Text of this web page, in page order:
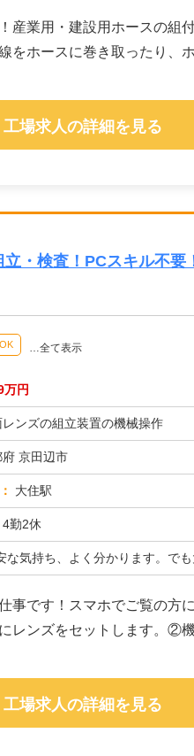
産業用・建設用ホースの組
をホースに巻き取ったり、
工場求人の詳細を見る
・検査！PCスキル不要
…全て表示
万円
ンズの組立装置の機械操作
府 京田辺市
大住駅
4勤2休
持ち、よく分かります。でも大丈夫！株式会社京栄センターなら、未経験の
事です！スマホでご覧の方
レンズをセットします。②
工場求人の詳細を見る